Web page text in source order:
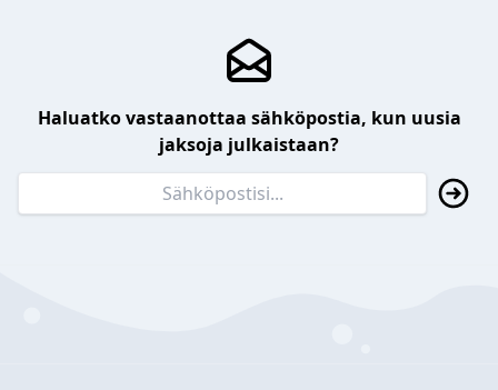
Haluatko vastaanottaa sähköpostia, kun uusia
jaksoja julkaistaan?